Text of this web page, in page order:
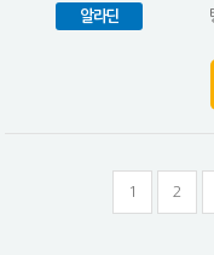
알라딘
1 2